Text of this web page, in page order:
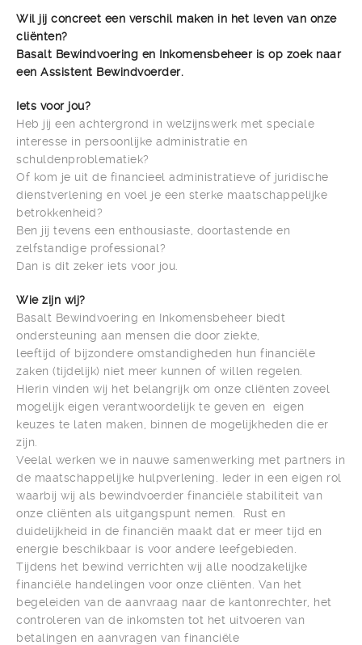
Wil jij concreet een verschil maken in het leven van onze
cliënten?
Basalt Bewindvoering en Inkomensbeheer is op zoek naar
een Assistent Bewindvoerder.
Iets voor jou?
Heb jij een achtergrond in welzijnswerk met speciale
interesse in persoonlijke administratie en
schuldenproblematiek?
Of kom je uit de financieel administratieve of juridische
dienstverlening en voel je een sterke maatschappelijke
betrokkenheid?
Ben jij tevens een enthousiaste, doortastende en
zelfstandige professional?
Dan is dit zeker iets voor jou.
Wie zijn wij?
Basalt Bewindvoering en Inkomensbeheer biedt
ondersteuning aan mensen die door ziekte,
leeftijd of bijzondere omstandigheden hun financiële
zaken (tijdelijk) niet meer kunnen of willen regelen.
Hierin vinden wij het belangrijk om onze cliënten zoveel
mogelijk eigen verantwoordelijk te geven en eigen
keuzes te laten maken, binnen de mogelijkheden die er
zijn.
Veelal werken we in nauwe samenwerking met partners in
de maatschappelijke hulpverlening. Ieder in een eigen rol
waarbij wij als bewindvoerder financiële stabiliteit van
onze cliënten als uitgangspunt nemen. Rust en
duidelijkheid in de financiën maakt dat er meer tijd en
energie beschikbaar is voor andere leefgebieden.
Tijdens het bewind verrichten wij alle noodzakelijke
financiële handelingen voor onze cliënten. Van het
begeleiden van de aanvraag naar de kantonrechter, het
controleren van de inkomsten tot het uitvoeren van
betalingen en aanvragen van financiële